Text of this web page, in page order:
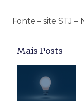
Fonte – site STJ –
Mais Posts